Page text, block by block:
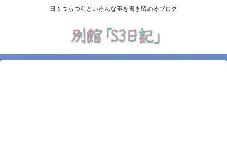
日々つらつらといろんな事を書き留めるブログ